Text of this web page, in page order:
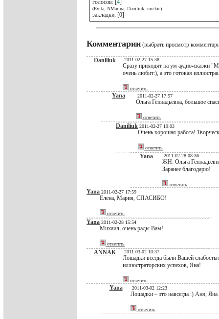
голосов: [4]
(Evita, NMarina, Daniliuk, mickic)
закладки: [0]
Комментарии (выбрать просмотр
Daniliuk 2011-02-27 15:38
Сразу приходят на ум аудио-сказки
очень любит:), а это готовая
ответить
Yana 2011-02-27 17:57
Ольга Геннадьевна, большое
ответить
Daniliuk 2011-02-27 19:03
Очень хорошая работа!
ответить
Yana 2011-02-28 08:36
ЖН: Ольга
Заранее благодарю!
ответить
Yana 2011-02-27 17:59
Елена, Мария, СПАСИБО!
ответить
Yana 2011-02-28 15:54
Михаил, очень рады Вам!
ответить
ANNAK 2011-03-02 10:37
Лошадки всегда были Вашей
иллюстраторских успехов, Яна!
ответить
Yana 2011-03-02 12:23
Лошадки – это навсегда :) Аня, Яна
ответить